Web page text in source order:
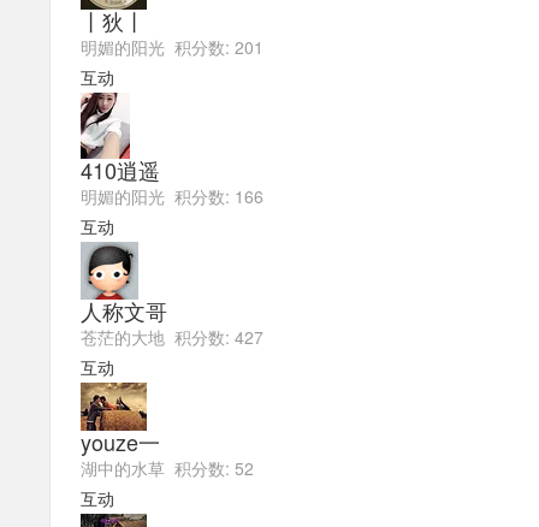
丨狄丨
明媚的阳光 积分数: 201
互动
410逍遥
明媚的阳光 积分数: 166
互动
人称文哥
苍茫的大地 积分数: 427
互动
youze一
湖中的水草 积分数: 52
互动